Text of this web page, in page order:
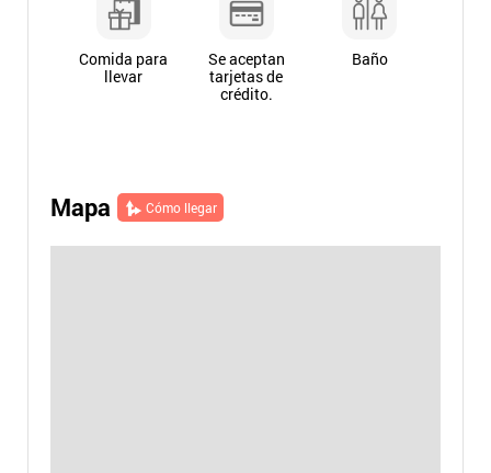
Comida para
llevar
Se aceptan
tarjetas de
crédito.
Baño
Mapa Cómo llegar